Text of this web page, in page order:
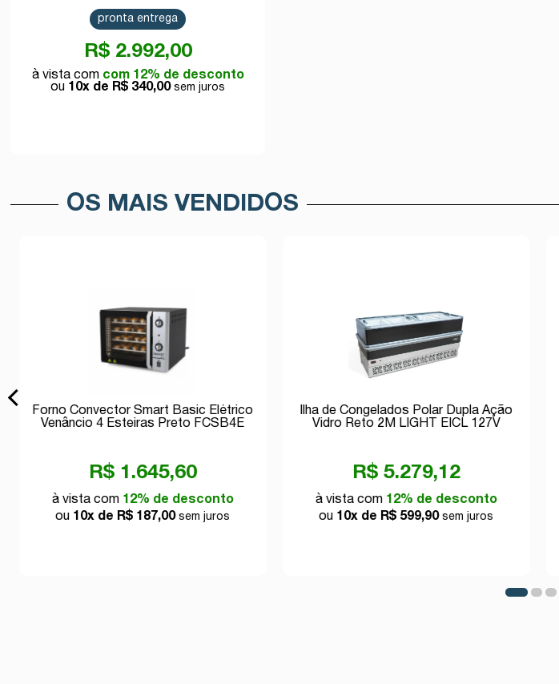
R$ 2.992,00
com 12% de desconto
10x de R$ 340,00
pronta entrega
OS MAIS VENDIDOS
Forno Convector Smart Basic Elétrico
Venâncio 4 Esteiras Preto FCSB4E
R$ 1.645,60
à vista com 12% de desconto
ou 10x de R$ 187,00sem juros
Ilha de Congelados Polar Dupla Ação
Vidro Reto 2M LIGHT EICL 127V
R$ 5.279,12
à vista com 12% de desconto
ou 10x de R$ 599,90sem juros